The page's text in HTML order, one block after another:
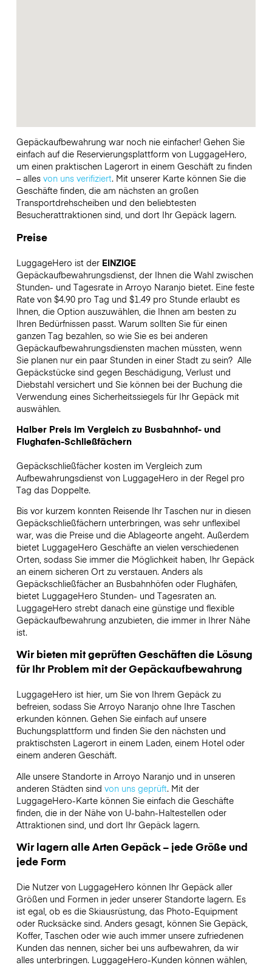
Gepäckaufbewahrung war noch nie einfacher! Gehen Sie
einfach auf die Reservierungsplattform von LuggageHero,
um einen praktischen Lagerort in einem Geschäft zu finden
– alles von uns verifiziert. Mit unserer Karte können Sie die
Geschäfte finden, die am nächsten an großen
Transportdrehscheiben und den beliebtesten
Besucherattraktionen sind, und dort Ihr Gepäck lagern.
Preise
LuggageHero ist der EINZIGE
Gepäckaufbewahrungsdienst, der Ihnen die Wahl zwischen
Stunden- und Tagesrate in Arroyo Naranjo bietet. Eine feste
Rate von $4.90 pro Tag und $1.49 pro Stunde erlaubt es
Ihnen, die Option auszuwählen, die Ihnen am besten zu
Ihren Bedürfnissen passt. Warum sollten Sie für einen
ganzen Tag bezahlen, so wie Sie es bei anderen
Gepäckaufbewahrungsdiensten machen müssten, wenn
Sie planen nur ein paar Stunden in einer Stadt zu sein? Alle
Gepäckstücke sind gegen Beschädigung, Verlust und
Diebstahl versichert und Sie können bei der Buchung die
Verwendung eines Sicherheitssiegels für Ihr Gepäck mit
auswählen.
Halber Preis im Vergleich zu Busbahnhof- und
Flughafen-Schließfächern
Gepäckschließfächer kosten im Vergleich zum
Aufbewahrungsdienst von LuggageHero in der Regel pro
Tag das Doppelte.
Bis vor kurzem konnten Reisende Ihr Taschen nur in diesen
Gepäckschließfächern unterbringen, was sehr unflexibel
war, was die Preise und die Ablageorte angeht. Außerdem
bietet LuggageHero Geschäfte an vielen verschiedenen
Orten, sodass Sie immer die Möglichkeit haben, Ihr Gepäck
an einem sicheren Ort zu verstauen. Anders als
Gepäckschließfächer an Busbahnhöfen oder Flughäfen,
bietet LuggageHero Stunden- und Tagesraten an.
LuggageHero strebt danach eine günstige und flexible
Gepäckaufbewahrung anzubieten, die immer in Ihrer Nähe
ist.
Wir bieten mit geprüften Geschäften die Lösung
für Ihr Problem mit der Gepäckaufbewahrung
LuggageHero ist hier, um Sie von Ihrem Gepäck zu
befreien, sodass Sie Arroyo Naranjo ohne Ihre Taschen
erkunden können. Gehen Sie einfach auf unsere
Buchungsplattform und finden Sie den nächsten und
praktischsten Lagerort in einem Laden, einem Hotel oder
einem anderen Geschäft.
Alle unsere Standorte in Arroyo Naranjo und in unseren
anderen Städten sind von uns geprüft. Mit der
LuggageHero-Karte können Sie einfach die Geschäfte
finden, die in der Nähe von U-bahn-Haltestellen oder
Attraktionen sind, und dort Ihr Gepäck lagern.
Wir lagern alle Arten Gepäck – jede Größe und
jede Form
Die Nutzer von LuggageHero können Ihr Gepäck aller
Größen und Formen in jeder unserer Standorte lagern. Es
ist egal, ob es die Skiausrüstung, das Photo-Equipment
oder Rucksäcke sind. Anders gesagt, können Sie Gepäck,
Koffer, Taschen oder wie auch immer unsere zufriedenen
Kunden das nennen, sicher bei uns aufbewahren, da wir
alles unterbringen. LuggageHero-Kunden können wählen,